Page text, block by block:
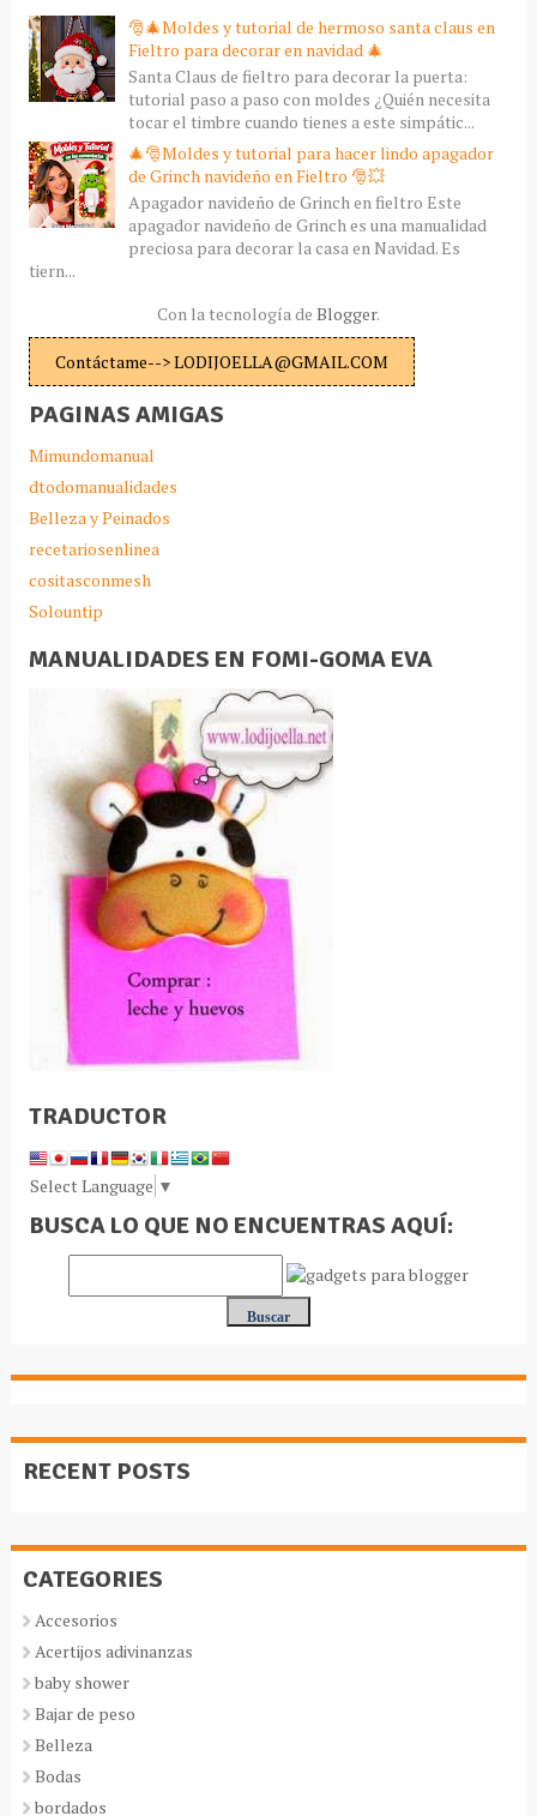
🎅🎄Moldes y tutorial de hermoso santa claus en
Fieltro para decorar en navidad 🎄
Santa Claus de fieltro para decorar la puerta:
tutorial paso a paso con moldes ¿Quién necesita
tocar el timbre cuando tienes a este simpátic...
🎄🎅Moldes y tutorial para hacer lindo apagador
de Grinch navideño en Fieltro 🎅💥
Apagador navideño de Grinch en fieltro Este
apagador navideño de Grinch es una manualidad
preciosa para decorar la casa en Navidad. Es
tiern...
Con la tecnología de Blogger.
Contáctame--> LODIJOELLA@GMAIL.COM
PAGINAS AMIGAS
Mimundomanual
dtodomanualidades
Belleza y Peinados
recetariosenlinea
cositasconmesh
Solountip
MANUALIDADES EN FOMI-GOMA EVA
TRADUCTOR
Select Language ▼
BUSCA LO QUE NO ENCUENTRAS AQUÍ:
RECENT POSTS
CATEGORIES
Accesorios
Acertijos adivinanzas
baby shower
Bajar de peso
Belleza
Bodas
bordados